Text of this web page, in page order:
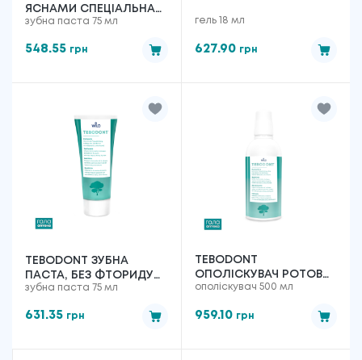
ЯСНАМИ СПЕЦІАЛЬНА
ЗУБНА ПАСТА, 75МЛ
зубна паста 75 мл
548.55 грн
гель 18 мл
627.90 грн
TEBODONT ЗУБНА
ПАСТА, БЕЗ ФТОРИДУ
75МЛ
зубна паста 75 мл
631.35 грн
TEBODONT
ОПОЛІСКУВАЧ РОТОВОЇ
ПОРОЖНИНИ, 500МЛ
ополіскувач 500 мл
959.10 грн